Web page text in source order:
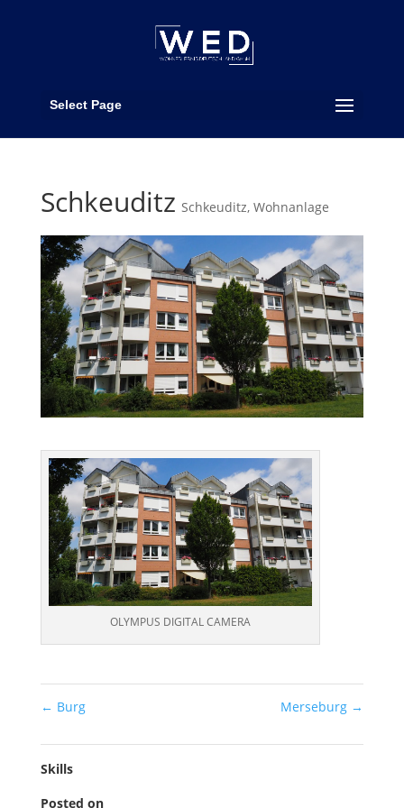
Select Page
Schkeuditz Schkeuditz, Wohnanlage
OLYMPUS DIGITAL CAMERA
← Burg Merseburg →
Skills
Posted on